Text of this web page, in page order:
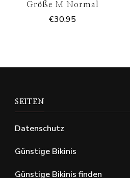
Größe M Normal
€30.95
SEITEN
Datenschutz
Günstige Bikinis
Günstige Bikinis finden